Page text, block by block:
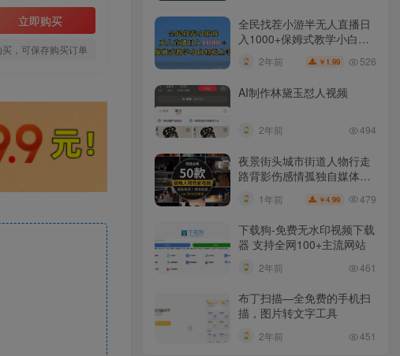
立即购买
，可保存购买订单
全民找茬小游半无人直播日
入1000+保姆式教学小白轻
2年前 ￥ 1.99 526
AI制作林黛玉怼人视频
2年前 494
夜景街头城市街道人物行走
路背影伤感情孤独自媒体抖
1年前 ￥4.99 479
下载狗-免费无水印视频下载
器 支持全网100+主流网站​
2年前 461
布丁扫描—全免费的手机扫
描，图片转文字工具
2年前 451